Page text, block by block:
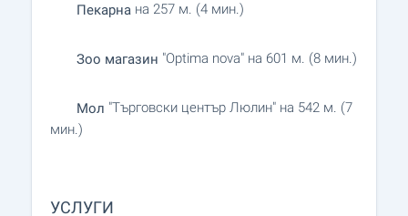
Пекарна на 257 м. (4 мин.)
Зоо магазин "Optima nova" на 601 м. (8 мин.)
Мол "Търговски център Люлин" на 542 м. (7
мин.)
УСЛУГИ